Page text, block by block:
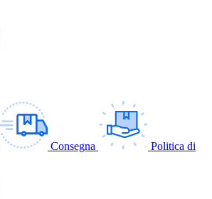
Consegna
Politica di